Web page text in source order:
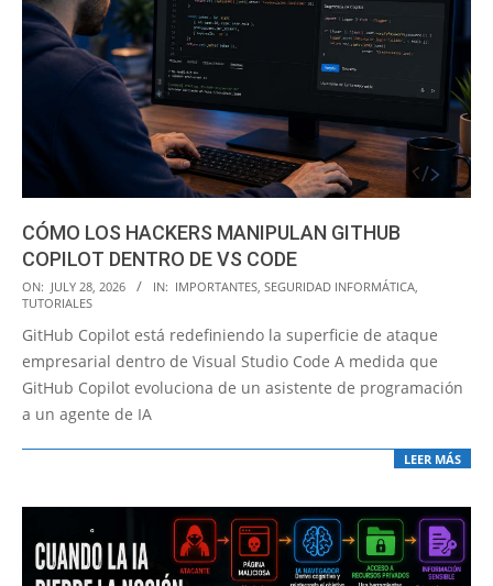
CÓMO LOS HACKERS MANIPULAN GITHUB
COPILOT DENTRO DE VS CODE
2026-
07-
28
ON: JULY 28, 2026 IN: IMPORTANTES SEGURIDAD INFORMÁTICA
TUTORIALES
GitHub Copilot está redefiniendo la superficie de ataque
empresarial dentro de Visual Studio Code A medida que
GitHub Copilot evoluciona de un asistente de programación
a un agente de IA
LEER MÁS